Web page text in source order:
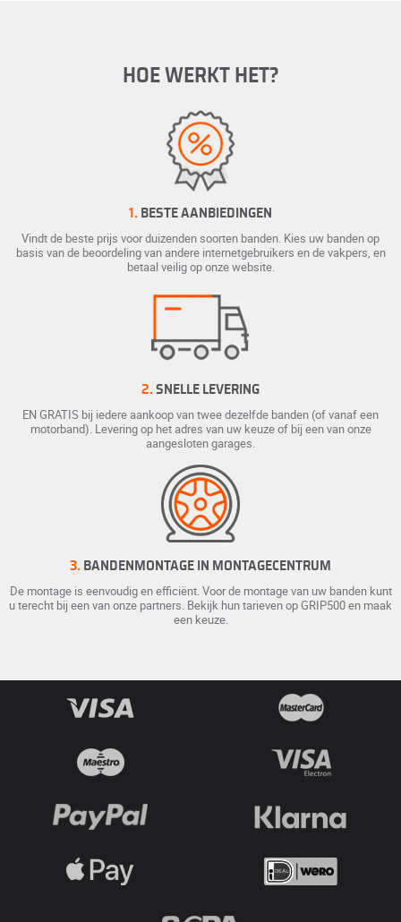
HOE WERKT HET?
1. BESTE AANBIEDINGEN
Vindt de beste prijs voor duizenden soorten banden. Kies uw banden op
basis van de beoordeling van andere internetgebruikers en de vakpers, en
betaal veilig op onze website.
2. SNELLE LEVERING
EN GRATIS bij iedere aankoop van twee dezelfde banden (of vanaf een
motorband). Levering op het adres van uw keuze of bij een van onze
aangesloten garages.
3. BANDENMONTAGE IN MONTAGECENTRUM
De montage is eenvoudig en efficiënt. Voor de montage van uw banden kunt
u terecht bij een van onze partners. Bekijk hun tarieven op GRIP500 en maak
een keuze.